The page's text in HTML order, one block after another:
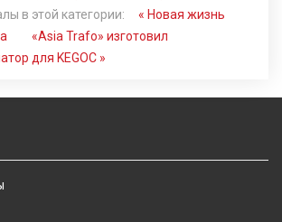
в этой категории:
« Новая жизнь
«Asia Trafo» изготовил
для KEGOC »